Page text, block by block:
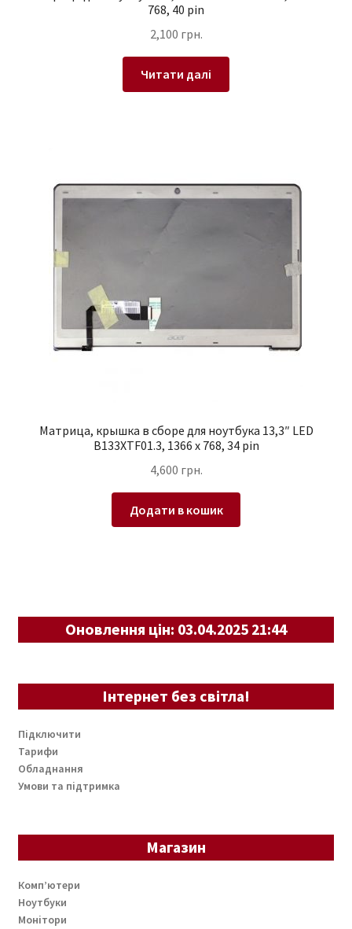
768, 40 pin
2,100 грн.
Читати далі
Матрица, крышка в сборе для ноутбука 13,3″ LED
B133XTF01.3, 1366 x 768, 34 pin
4,600 грн.
Додати в кошик
Оновлення цін: 03.04.2025 21:44
Інтернет без світла!
Підключити
Тарифи
Обладнання
Умови та підтримка
Магазин
Комп’ютери
Ноутбуки
Монітори